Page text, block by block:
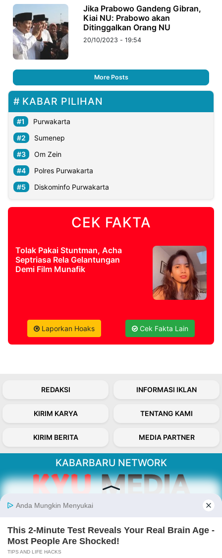
Jika Prabowo Gandeng Gibran,
Kiai NU: Prabowo akan
Ditinggalkan Orang NU
20/10/2023 - 19:54
More Posts
KABAR PILIHAN
Purwakarta
Sumenep
Om Zein
Polres Purwakarta
Diskominfo Purwakarta
CEK FAKTA
Tolak Pakai Stuntman, Acha
Septriasa Rela Gelantungan
Demi Film Munafik
Laporkan Hoaks Cek Fakta Lain
REDAKSI INFORMASI IKLAN
KIRIM KARYA TENTANG KAMI
KIRIM BERITA MEDIA PARTNER
KABARBARU NETWORK
Kabarbaru.co menyajikan berita aktual dan
serta terverifikasi dari sumber yang tepat.